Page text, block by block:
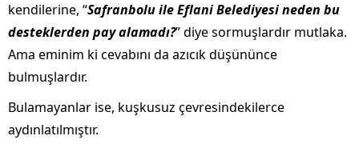
kendilerine, “Safranbolu ile Eflani Belediyesi neden bu
desteklerden pay alamadı?” diye sormuşlardır mutlaka.
Ama eminim ki cevabını da azıcık düşününce
bulmuşlardır.
Bulamayanlar ise, kuşkusuz çevresindekilerce
aydınlatılmıştır.